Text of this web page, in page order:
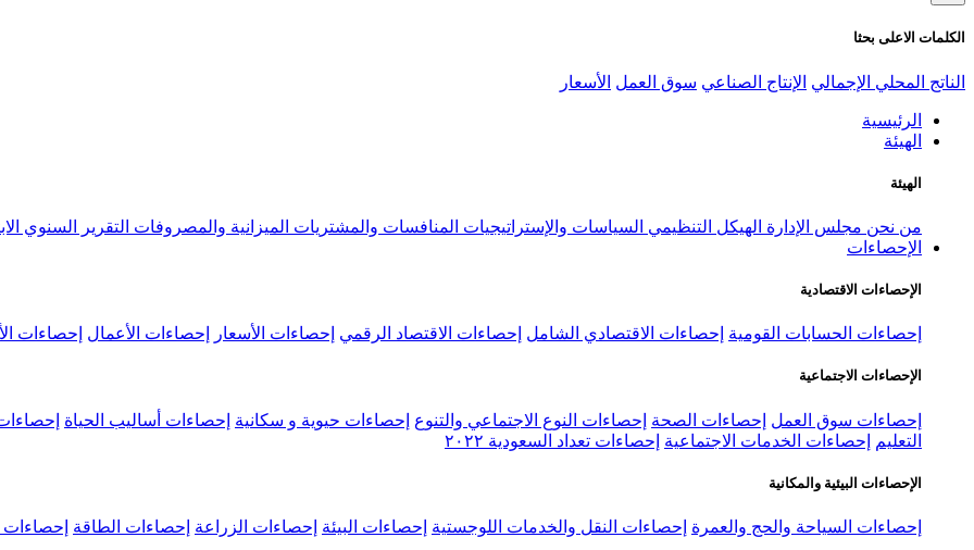
الكلمات الاعلى بحثا
الناتج المحلي الإجمالي الإنتاج الصناعي سوق العمل الأسعار
الرئيسية
الهيئة
الهيئة
من نحن مجلس الإدارة الهيكل التنظيمي السياسات والإستراتيجيات المنافسات والمشتريات الميزانية والمصروفات التقرير السنوي
الإحصاءات
الإحصاءات الاقتصادية
إحصاءات الحسابات القومية إحصاءات الاقتصادي الشامل إحصاءات الاقتصاد الرقمي إحصاءات الأسعار إحصاءات الأعمال إحصاءات
الإحصاءات الاجتماعية
إحصاءات سوق العمل إحصاءات الصحة إحصاءات النوع الاجتماعي والتنوع إحصاءات حيوية و سكانية إحصاءات أساليب الحياة
التعليم
إحصاءات الخدمات الاجتماعية إحصاءات تعداد السعودية ٢٠٢٢
الإحصاءات البيئية والمكانية
إحصاءات السياحة والحج والعمرة إحصاءات النقل والخدمات اللوجستية إحصاءات البيئة إحصاءات الزراعة إحصاءات الطاقة إحصاءات